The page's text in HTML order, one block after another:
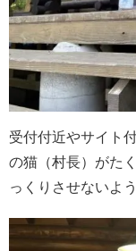
受付付近やサイト
の猫（村長）がた
っくりさせないよ